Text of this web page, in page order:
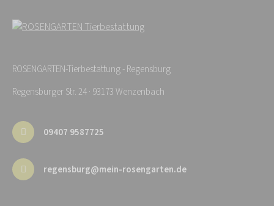
ROSENGARTEN-Tierbestattung - Regensburg
Regensburger Str. 24 · 93173 Wenzenbach
09407 9587725
regensburg@mein-rosengarten.de